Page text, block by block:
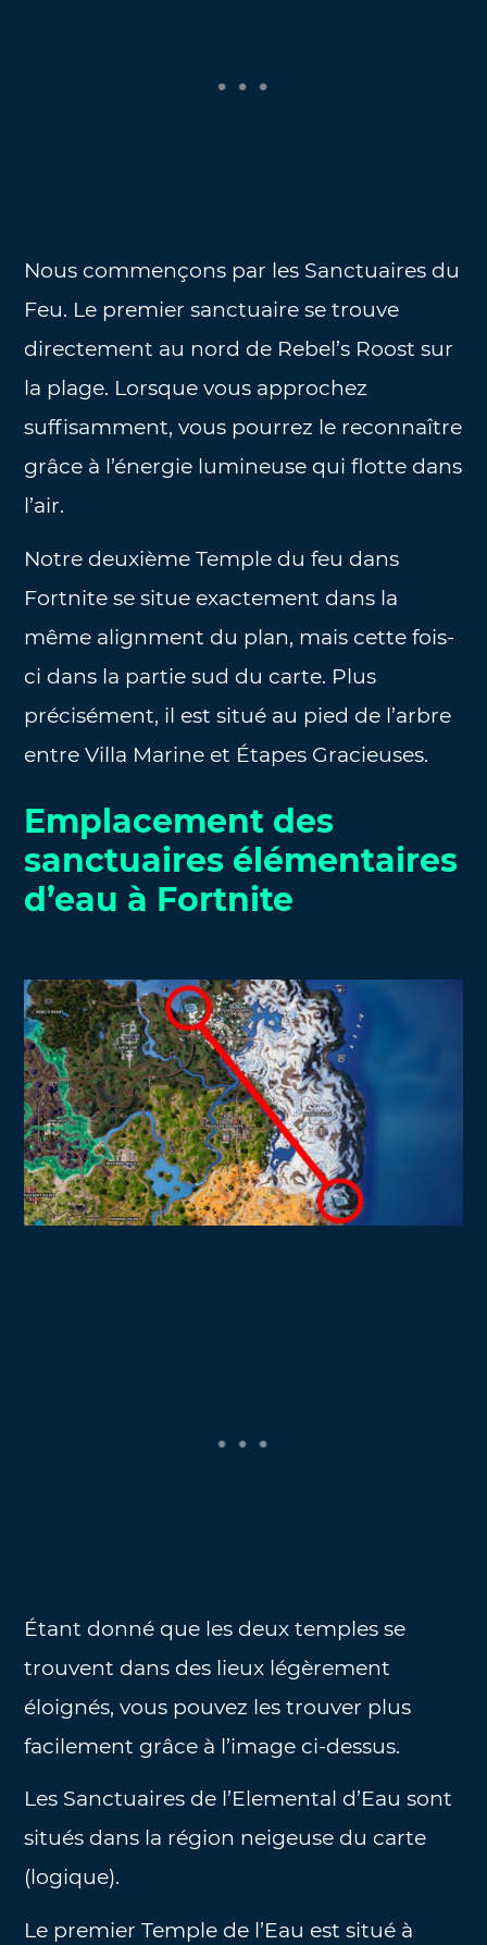
Nous commençons par les Sanctuaires du
Feu. Le premier sanctuaire se trouve
directement au nord de Rebel’s Roost sur
la plage. Lorsque vous approchez
suffisamment, vous pourrez le reconnaître
grâce à l’énergie lumineuse qui flotte dans
l’air.
Notre deuxième Temple du feu dans
Fortnite se situe exactement dans la
même alignment du plan, mais cette fois-
ci dans la partie sud du carte. Plus
précisément, il est situé au pied de l’arbre
entre Villa Marine et Étapes Gracieuses.
Emplacement des
sanctuaires élémentaires
d’eau à Fortnite
Étant donné que les deux temples se
trouvent dans des lieux légèrement
éloignés, vous pouvez les trouver plus
facilement grâce à l’image ci-dessus.
Les Sanctuaires de l’Elemental d’Eau sont
situés dans la région neigeuse du carte
(logique).
Le premier Temple de l’Eau est situé à